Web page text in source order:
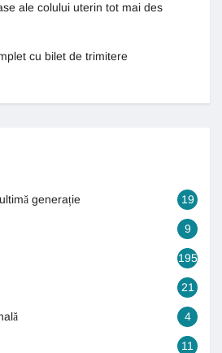
ale colului uterin tot mai des
cu bilet de trimitere
generație 19
9
195
21
4
11